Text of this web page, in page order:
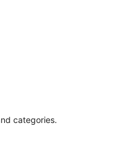
categories.